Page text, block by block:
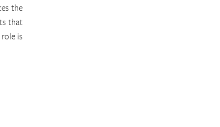
the
that
is